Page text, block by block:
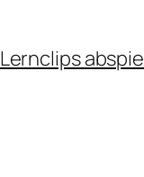
Lernclips